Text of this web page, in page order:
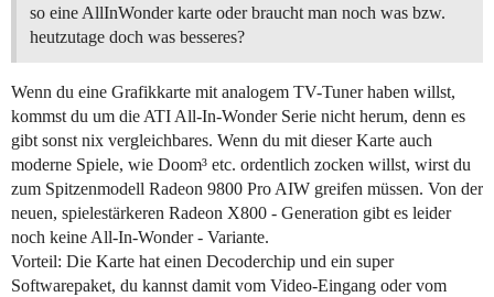
so eine AllInWonder karte oder braucht man noch was bzw.
heutzutage doch was besseres?
Wenn du eine Grafikkarte mit analogem TV-Tuner haben willst,
kommst du um die ATI All-In-Wonder Serie nicht herum, denn es
gibt sonst nix vergleichbares. Wenn du mit dieser Karte auch
moderne Spiele, wie Doom³ etc. ordentlich zocken willst, wirst du
zum Spitzenmodell Radeon 9800 Pro AIW greifen müssen. Von der
neuen, spielestärkeren Radeon X800 - Generation gibt es leider
noch keine All-In-Wonder - Variante.
Vorteil: Die Karte hat einen Decoderchip und ein super
Softwarepaket, du kannst damit vom Video-Eingang oder vom